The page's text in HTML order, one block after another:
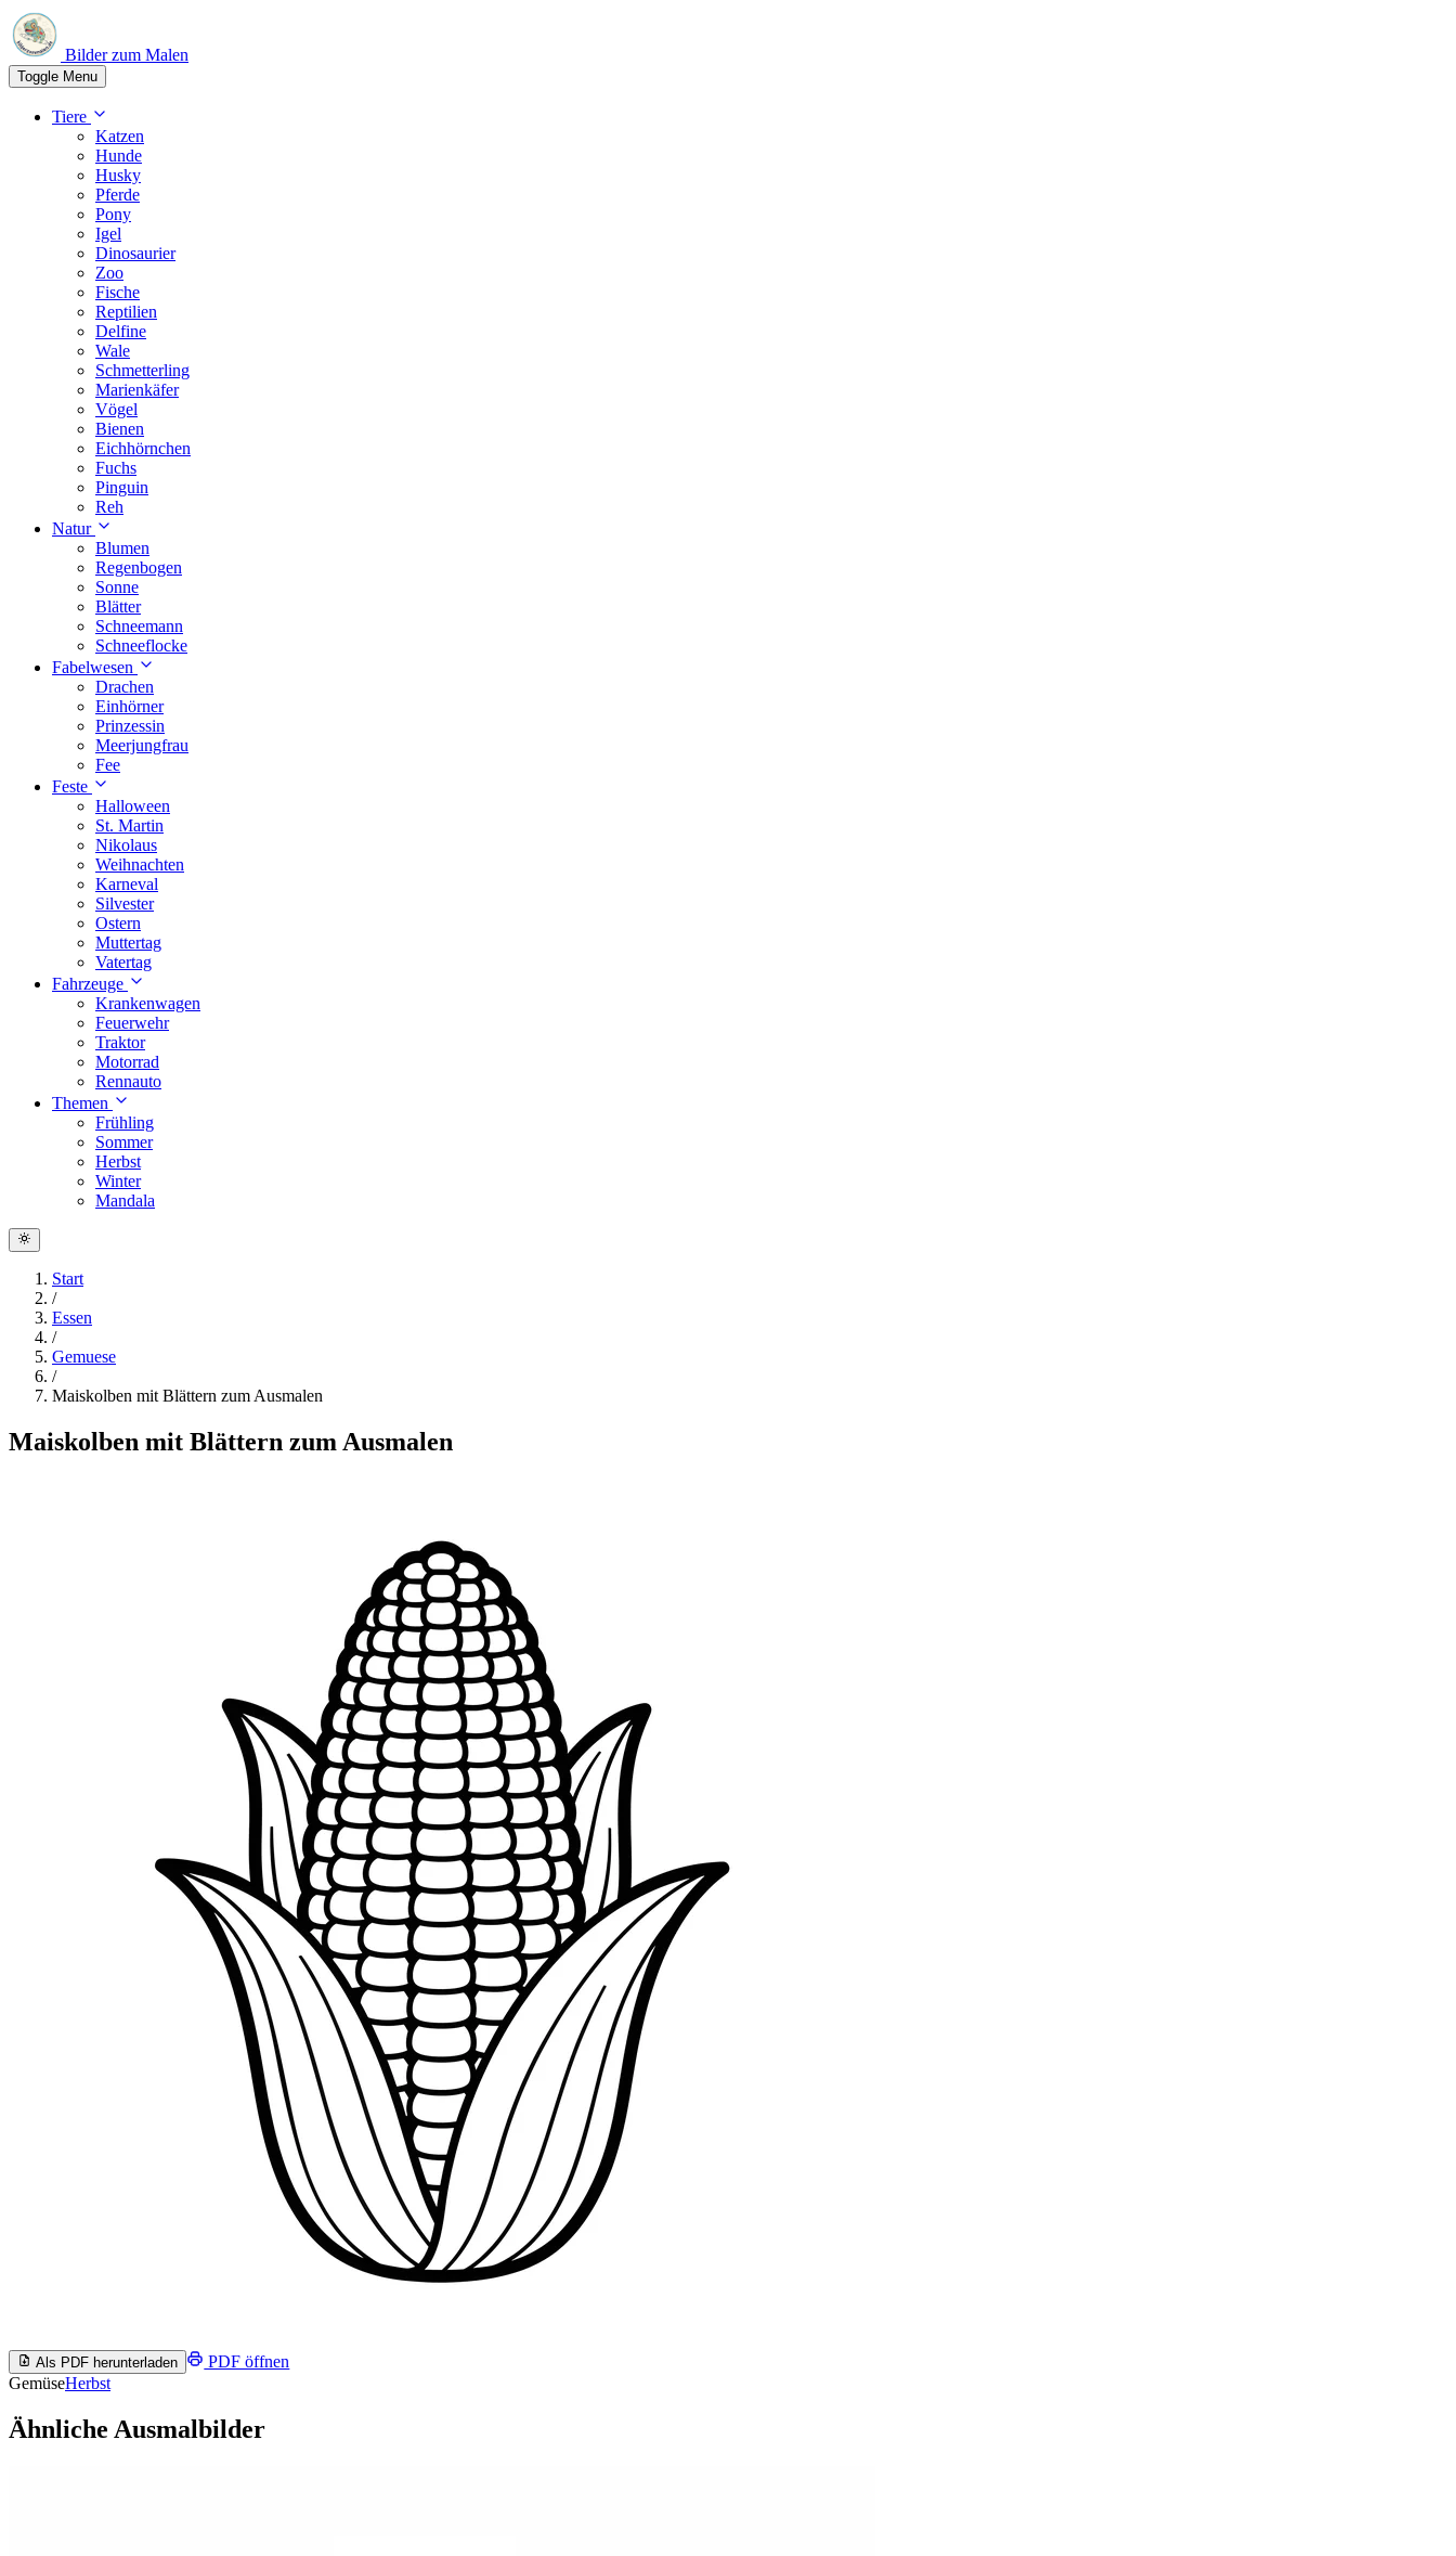
Bilder zum Malen
Toggle Menu
Tiere
Katzen
Hunde
Husky
Pferde
Pony
Igel
Dinosaurier
Zoo
Fische
Reptilien
Delfine
Wale
Schmetterling
Marienkäfer
Vögel
Bienen
Eichhörnchen
Fuchs
Pinguin
Reh
Natur
Blumen
Regenbogen
Sonne
Blätter
Schneemann
Schneeflocke
Fabelwesen
Drachen
Einhörner
Prinzessin
Meerjungfrau
Fee
Feste
Halloween
St. Martin
Nikolaus
Weihnachten
Karneval
Silvester
Ostern
Muttertag
Vatertag
Fahrzeuge
Krankenwagen
Feuerwehr
Traktor
Motorrad
Rennauto
Themen
Frühling
Sommer
Herbst
Winter
Mandala
Start
/
Essen
/
Gemuese
/
Maiskolben mit Blättern zum Ausmalen
Maiskolben mit Blättern zum Ausmalen
Als PDF herunterladen
PDF öffnen
GemüseHerbst
Ähnliche Ausmalbilder